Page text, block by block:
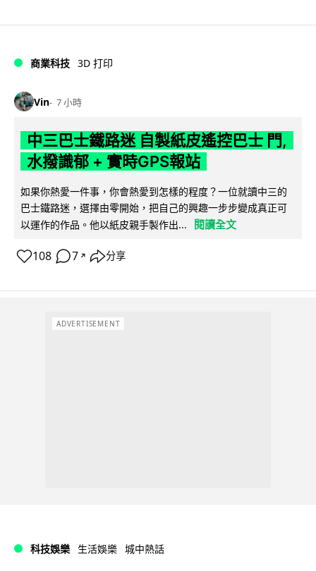
商業科技 3D 打印
Vin 7 小時
中三巴士鐵路迷 自製紙皮遙控巴士 門,
水撥識郁 + 實時GPS報站
如果你熱愛一件事，你會熱愛到怎樣的程度？一位就讀中三的
巴士鐵路迷，選擇由零開始，把自己的興趣一步步變成真正可
以運作的作品。他以紙皮親手製作出...
閱讀全文
108 7 ↗ 分享
ADVERTISEMENT
科技娛樂 生活娛樂 城中熱話